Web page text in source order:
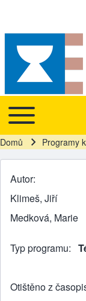
Hlavní navigace
Toggle main menu
Drobečková
Domů Programy
Autor
Klimeš, Jiří
Medková, Marie
Typ programu
Otištěno z